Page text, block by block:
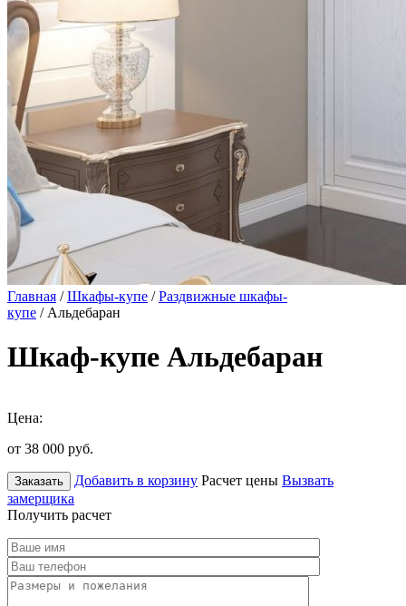
Главная /Шкафы-купе /Раздвижные шкафы-
купе / Альдебаран
Шкаф-купе Альдебаран
Цена:
от 38 000 руб.
Заказать Добавить в корзину Расчет цены Вызвать
замерщика
Получить расчет